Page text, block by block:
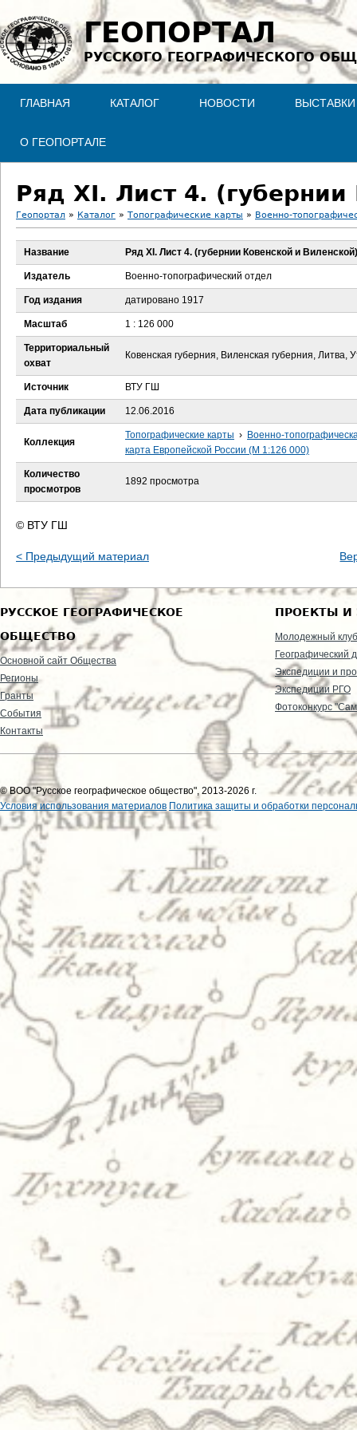
Jump to navigation
ГЕОПОРТАЛ
РУССКОГО ГЕОГРАФИЧЕСКОГО
ГЛАВНАЯ КАТАЛОГ НОВОСТИ ВЫСТАВКИ
О ГЕОПОРТАЛЕ
Ряд XI. Лист 4.
В
ы
д
е
с
ь
Геопортал » Каталог » Топографические карты » Военно-
Название Ряд XI. Лист 4. (губернии Ковенской и Виленской)
Издатель Военно-топографический отдел
Год издания датировано 1917
Масштаб 1 : 126 000
Территориальный
охват
Ковенская губерния, Виленская губерния, Литва,
Источник ВТУ ГШ
Дата публикации 12.06.2016
Коллекция
Топографические карты › Военно-
карта Европейской России (М 1:126 000)
Количество
просмотров
1892 просмотра
© ВТУ ГШ
< Предыдущий материал
РУССКОЕ ГЕОГРАФИЧЕСКОЕ
ОБЩЕСТВО
Основной сайт Общества
Регионы
Гранты
События
Контакты
ПРОЕКТЫ И
Молодежный клуб
Географический
Экспедиции и
Экспедиции РГО
Фотоконкурс
© ВОО "Русское географическое общество", 2013-2026 г.
Условия использования материалов Политика защиты и обработки